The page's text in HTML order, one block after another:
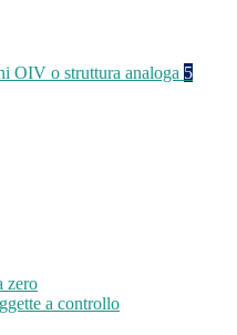
OIV o struttura analoga 5
zero
a controllo